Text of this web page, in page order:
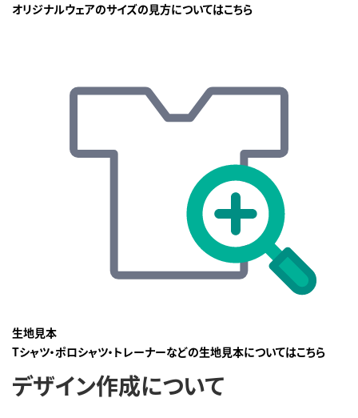
オリジナルウェアのサイズの見方についてはこちら
生地見本
Tシャツ・ポロシャツ・トレーナーなどの生地見本についてはこちら
デザイン作成について